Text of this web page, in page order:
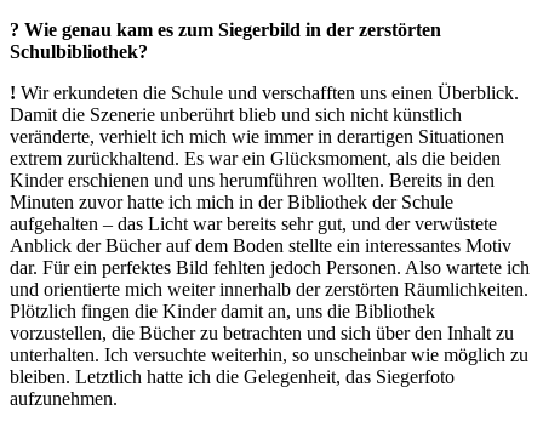
? Wie genau kam es zum Siegerbild in der zerstörten
Schulbibliothek?
! Wir erkundeten die Schule und verschafften uns einen Überblick.
Damit die Szenerie unberührt blieb und sich nicht künstlich
veränderte, verhielt ich mich wie immer in derartigen Situationen
extrem zurückhaltend. Es war ein Glücksmoment, als die beiden
Kinder erschienen und uns herumführen wollten. Bereits in den
Minuten zuvor hatte ich mich in der Bibliothek der Schule
aufgehalten – das Licht war bereits sehr gut, und der verwüstete
Anblick der Bücher auf dem Boden stellte ein interessantes Motiv
dar. Für ein perfektes Bild fehlten jedoch Personen. Also wartete ich
und orientierte mich weiter innerhalb der zerstörten Räumlichkeiten.
Plötzlich fingen die Kinder damit an, uns die Bibliothek
vorzustellen, die Bücher zu betrachten und sich über den Inhalt zu
unterhalten. Ich versuchte weiterhin, so unscheinbar wie möglich zu
bleiben. Letztlich hatte ich die Gelegenheit, das Siegerfoto
aufzunehmen.